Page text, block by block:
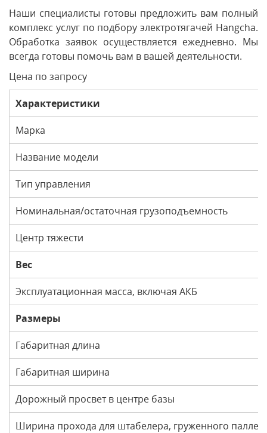
Наши специалисты готовы предложить вам полный
комплекс услуг по подбору электротягачей Hangcha.
Обработка заявок осуществляется ежедневно. Мы
всегда готовы помочь вам в вашей деятельности.
Цена по запросу
Характеристики
Марка
Название модели
Тип управления
Номинальная/остаточная грузоподъемность
Центр тяжести
Вес
Эксплуатационная масса, включая АКБ
Размеры
Габаритная длина
Габаритная ширина
Дорожный просвет в центре базы
Ширина прохода для штабелера, груженного